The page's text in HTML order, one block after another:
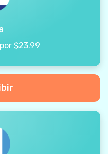
$23.99